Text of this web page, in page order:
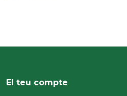
El teu compte